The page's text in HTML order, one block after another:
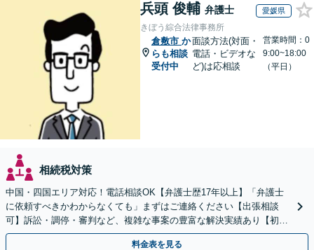
兵頭 俊輔 弁護士 愛媛県
きぼう綜合法律事務所
倉敷市 か
らも相談
受付中
面談方法(対面・
電話・ビデオな
ど)は応相談
営業時間：0
9:00~18:00
（平日）
相続税対策
中国・四国エリア対応！電話相談OK【弁護士歴17年以上】「弁護士
に依頼すべきかわからなくても」まずはご連絡ください【出張相談
可】訴訟・調停・審判など、複雑な事案の豊富な解決実績あり【初回
相談無料】初回面談のみで解決できるケースもあります
料金表を見る